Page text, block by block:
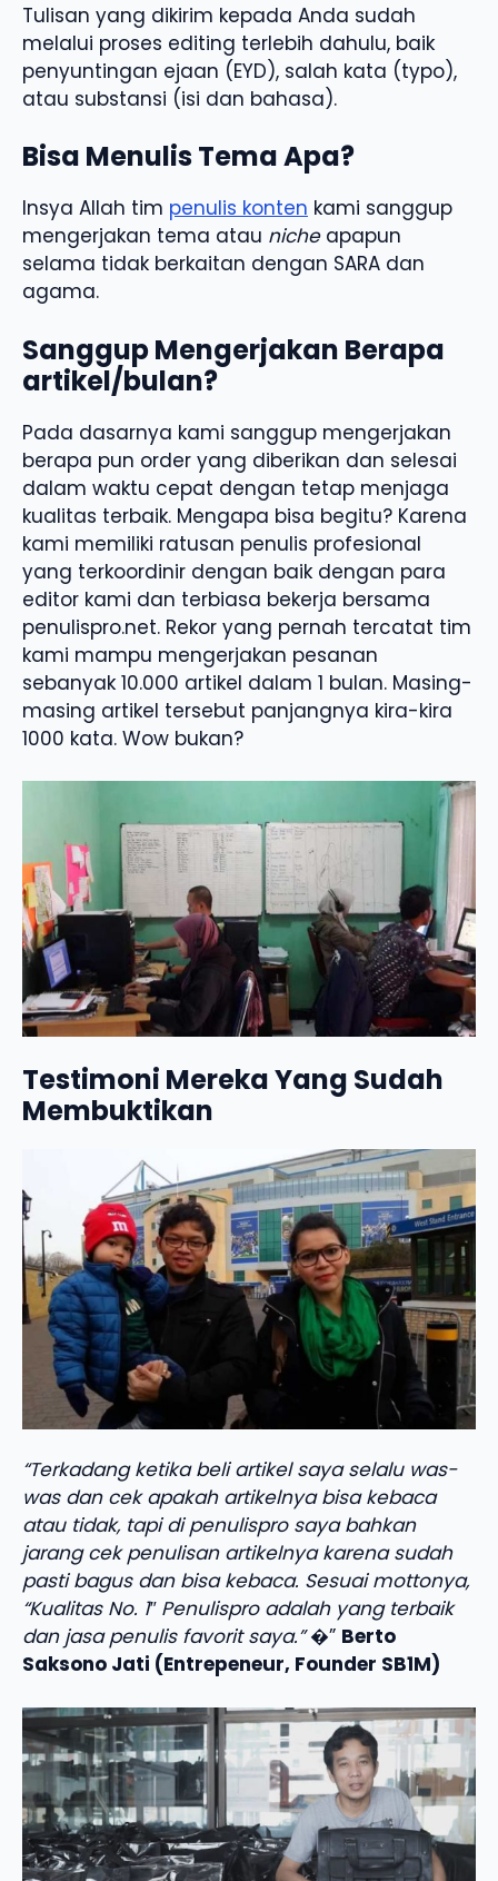
Tulisan yang dikirim kepada Anda sudah
melalui proses editing terlebih dahulu, baik
penyuntingan ejaan (EYD), salah kata (typo),
atau substansi (isi dan bahasa).
Bisa Menulis Tema Apa?
Insya Allah tim penulis konten kami sanggup
mengerjakan tema atau nicheapapun
selama tidak berkaitan dengan SARA dan
agama.
Sanggup Mengerjakan Berapa
artikel/bulan?
Pada dasarnya kami sanggup mengerjakan
berapa pun order yang diberikan dan selesai
dalam waktu cepat dengan tetap menjaga
kualitas terbaik. Mengapa bisa begitu? Karena
kami memiliki ratusan penulis profesional
yang terkoordinir dengan baik dengan para
editor kami dan terbiasa bekerja bersama
penulispro.net. Rekor yang pernah tercatat tim
kami mampu mengerjakan pesanan
sebanyak 10.000 artikel dalam 1 bulan. Masing-
masing artikel tersebut panjangnya kira-kira
1000 kata. Wow bukan?
Testimoni Mereka Yang Sudah
Membuktikan
“Terkadang ketika beli artikel saya selalu was-
was dan cek apakah artikelnya bisa kebaca
atau tidak, tapi di penulispro saya bahkan
jarang cek penulisan artikelnya karena sudah
pasti bagus dan bisa kebaca. Sesuai mottonya,
“Kualitas No. 1″ Penulispro adalah yang terbaik
dan jasa penulis favorit saya.”�” Berto
Saksono Jati (Entrepeneur, Founder SB1M)